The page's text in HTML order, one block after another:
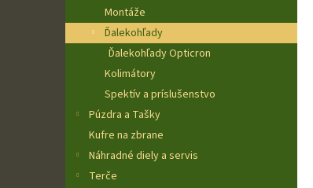
Montáže
Ďalekohľady
Ďalekohľady Opticron
Kolimátory
Spektív a príslušenstvo
Púzdra a Tašky
Kufre na zbrane
Náhradné diely a servis
Terče